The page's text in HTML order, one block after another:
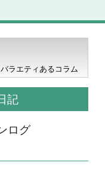
バラエティあるコラム
記
ログ